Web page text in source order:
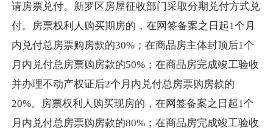
请房票兑付。新罗区房屋征收部门采取分期兑付方式兑
付。房票权利人购买期房的，在网签备案之日起1个月
内兑付总房票购房款的30%；在商品房主体封顶后1个
月内兑付总房票购房款的50%；在商品房完成竣工验收
并办理不动产权证后2个月内兑付总房票购房款的
20%。房票权利人购买现房的，在网签备案之日起1个
月内兑付总房票购房款的80%；在商品房完成竣工验收